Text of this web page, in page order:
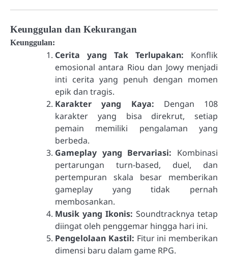
Keunggulan dan Kekurangan
Keunggulan:
Cerita yang Tak Terlupakan: Konflik
emosional antara Riou dan Jowy menjadi
inti cerita yang penuh dengan momen
epik dan tragis.
Karakter yang Kaya: Dengan 108
karakter yang bisa direkrut, setiap
pemain memiliki pengalaman yang
berbeda.
Gameplay yang Bervariasi: Kombinasi
pertarungan turn-based, duel, dan
pertempuran skala besar memberikan
gameplay yang tidak pernah
membosankan.
Musik yang Ikonis: Soundtracknya tetap
diingat oleh penggemar hingga hari ini.
Pengelolaan Kastil: Fitur ini memberikan
dimensi baru dalam game RPG.